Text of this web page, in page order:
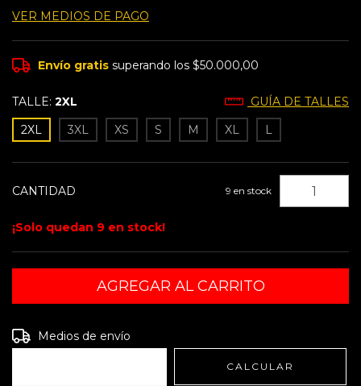
VER MEDIOS DE PAGO
Envío gratis superando los$50.000,00
TALLE: 2XL
GUÍA DE TALLES
2XL
3XL XS S M XL L
CANTIDAD 9 en stock
¡Solo quedan 9 en stock!
Entregas para el CP:
Medios de envío
CALCULAR